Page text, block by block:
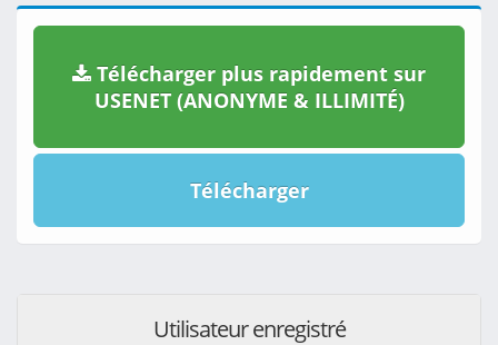
Télécharger plus rapidement sur
USENET (ANONYME & ILLIMITÉ)
Télécharger
Utilisateur enregistré